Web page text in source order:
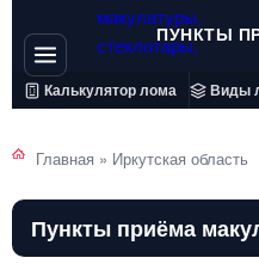
ПУНКТЫ
Калькулятор лома Виды
Главная » Иркутская область
Пункты приёма